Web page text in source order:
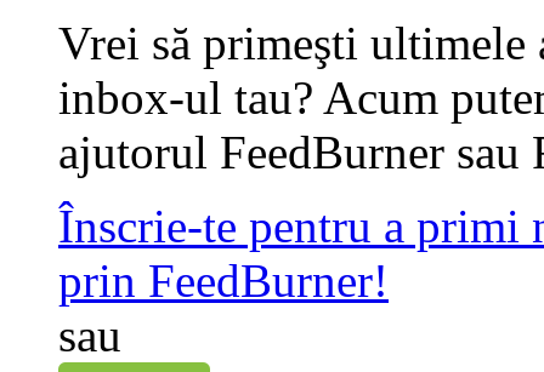
Vrei să primeşti
inbox-ul tau? Acum
ajutorul FeedBurner sau
Înscrie-te pentru a primi
prin FeedBurner!
sau